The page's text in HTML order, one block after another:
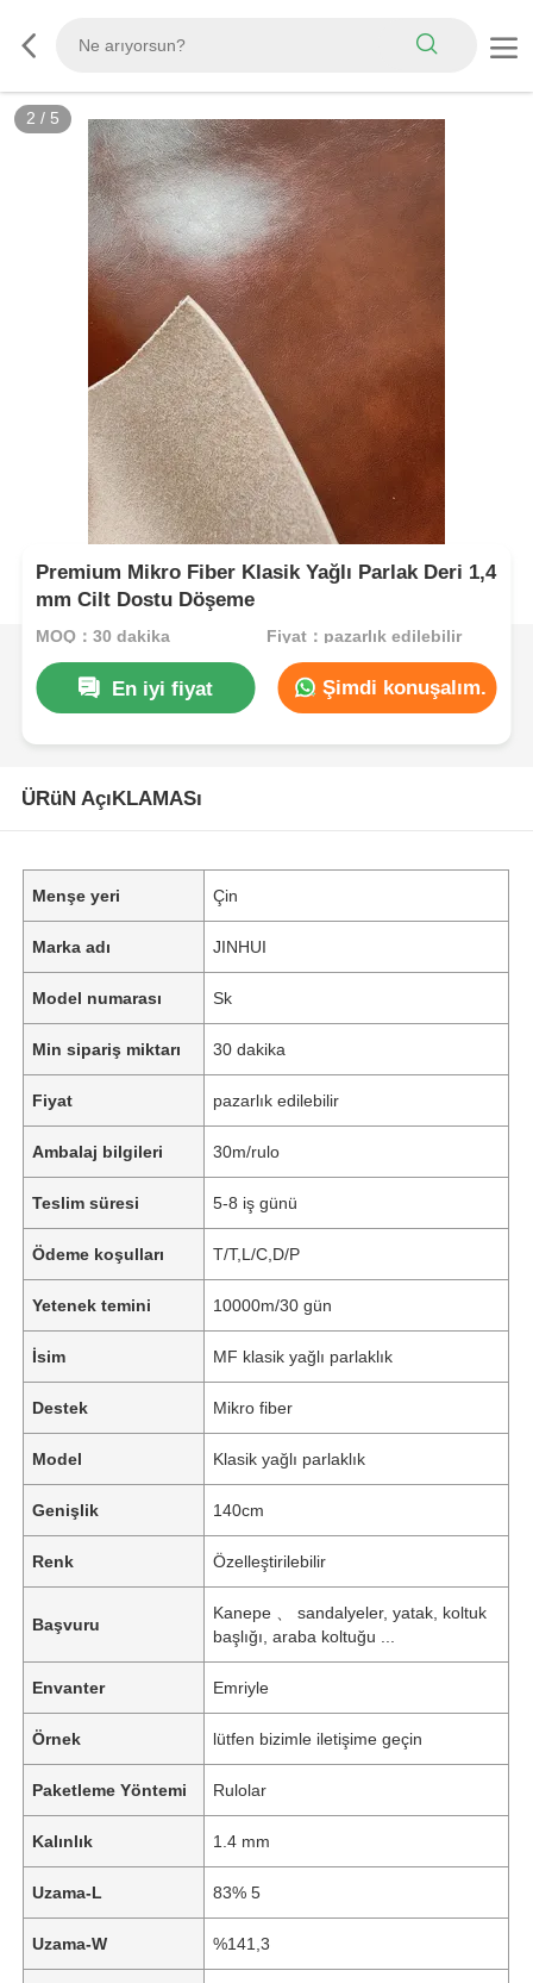
3 / 5
Premium Mikro Fiber Klasik Yağlı Parlak Deri 1,4
mm Cilt Dostu Döşeme
MOQ：30 dakika Fiyat：pazarlık edilebilir
En iyi fiyat Şimdi konuşalım.
ÜRüN AçıKLAMASı
Menşe yeri Çin
Marka adı JINHUI
Model numarası Sk
Min sipariş miktarı 30 dakika
Fiyat pazarlık edilebilir
Ambalaj bilgileri 30m/rulo
Teslim süresi 5-8 iş günü
Ödeme koşulları T/T,L/C,D/P
Yetenek temini 10000m/30 gün
İsim MF klasik yağlı parlaklık
Destek Mikro fiber
Model Klasik yağlı parlaklık
Genişlik 140cm
Renk Özelleştirilebilir
Başvuru
Kanepe 、 sandalyeler, yatak, koltuk
başlığı, araba koltuğu ...
Envanter Emriyle
Örnek lütfen bizimle iletişime geçin
Paketleme Yöntemi Rulolar
Kalınlık 1.4 mm
Uzama-L 83% 5
Uzama-W %141,3